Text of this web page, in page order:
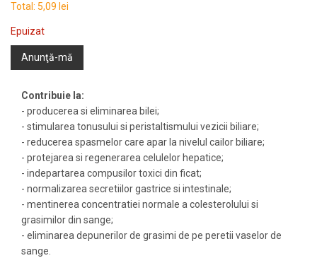
Total: 5,09 lei
Epuizat
Anunţă-mă
Contribuie la:
- producerea si eliminarea bilei;
- stimularea tonusului si peristaltismului vezicii biliare;
- reducerea spasmelor care apar la nivelul cailor biliare;
- protejarea si regenerarea celulelor hepatice;
- indepartarea compusilor toxici din ficat;
- normalizarea secretiilor gastrice si intestinale;
- mentinerea concentratiei normale a colesterolului si
grasimilor din sange;
- eliminarea depunerilor de grasimi de pe peretii vaselor de
sange.